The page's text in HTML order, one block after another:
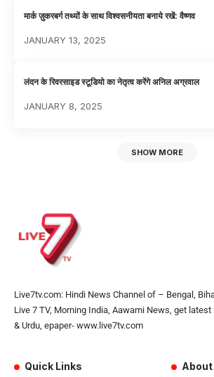
मार्क ज़ुकरबर्ग तथ्यों के साथ विश्वसनीयता बनाये रखें: वैष्णव
JANUARY 13, 2025
लंदन के रिवरसाइड स्टूडियो का नेतृत्व करेंगे अनिल अग्रवाल
JANUARY 8, 2025
SHOW MORE
Live7tv.com: Hindi News Channel of – Bengal,
Live 7 TV, Morning India, Aawami News, get
& Urdu, epaper- www.live7tv.com
Quick Links About